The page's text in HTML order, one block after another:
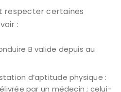
respecter certaines
:
B valide depuis au
d’aptitude physique :
par un médecin ; celui-